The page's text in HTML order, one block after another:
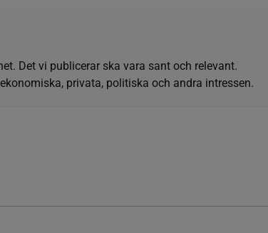
Det vi publicerar ska vara sant och relevant.
privata, politiska och andra intressen.